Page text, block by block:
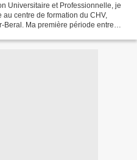
Universitaire et Professionnelle, je
centre de formation du CHV,
Beral. Ma première période entre